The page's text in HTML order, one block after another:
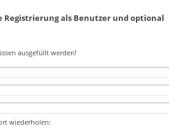
als Benutzer und optional
ausgefüllt werden!
wiederholen: